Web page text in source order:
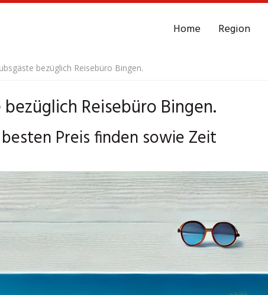
Home Region
bezüglich Reisebüro Bingen.
Reisebüro Bingen.
Preis finden sowie Zeit